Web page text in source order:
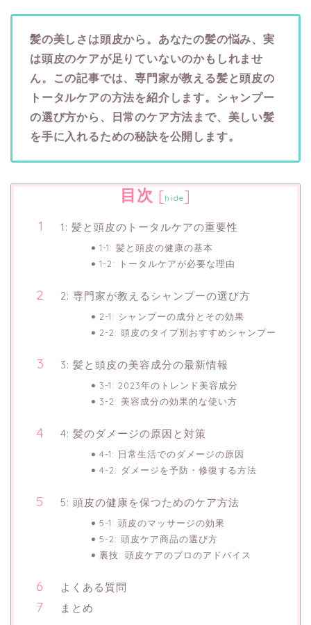
髪の美しさは頭皮から。あなたの髪の悩み、実
は頭皮のケアが足りていないのかもしれませ
ん。この記事では、専門家が教える髪と頭皮の
トータルケアの方法を紹介します。シャンプー
の選び方から、日常のケア方法まで、美しい髪
を手に入れるための秘訣を公開します。
目次 [hide]
1: 髪と頭皮のトータルケアの重要性
1-1: 髪と頭皮の健康の基本
1-2: トータルケアが必要な理由
2: 専門家が教えるシャンプーの選び方
2-1: シャンプーの成分とその効果
2-2: 頭皮のタイプ別おすすめシャンプー
3: 髪と頭皮の美容成分の最新情報
3-1: 2023年のトレンド美容成分
3-2: 美容成分の効果的な使い方
4: 髪のダメージの原因と対策
4-1: 日常生活でのダメージの原因
4-2: ダメージを予防・修復する方法
5: 頭皮の健康を保つためのケア方法
5-1: 頭皮のマッサージの効果
5-2: 頭皮ケア商品の選び方
裏技: 頭皮ケアのプロのアドバイス
よくある質問
まとめ